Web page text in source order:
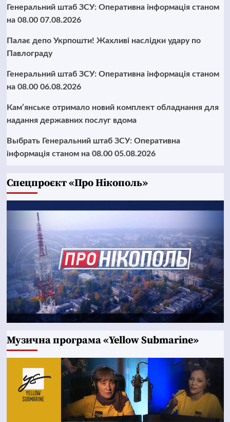
Генеральний штаб ЗСУ: Оперативна інформація станом
на 08.00 07.08.2026
Палає депо Укрпошти! Жахливі наслідки удару по
Павлограду
Генеральний штаб ЗСУ: Оперативна інформація станом
на 08.00 06.08.2026
Кам’янське отримало новий комплект обладнання для
надання державних послуг вдома
Выбрать Генеральний штаб ЗСУ: Оперативна
інформація станом на 08.00 05.08.2026
Cпецпроєкт «Про Нікополь»
Музична програма «Yellow Submarine»